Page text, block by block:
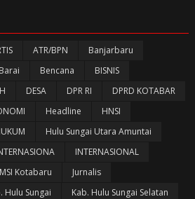
ATR/BPN
Banjarbaru
Barai Bencana
BISNIS
DESA DPR RI
DPRD KOTABAR
Headline
HNSI
Hulu Sungai Utara Amuntai
INTERNASIONAL
Kotabaru
Jurnalis
Hulu Sungai
Kab. Hulu Sungai Selatan